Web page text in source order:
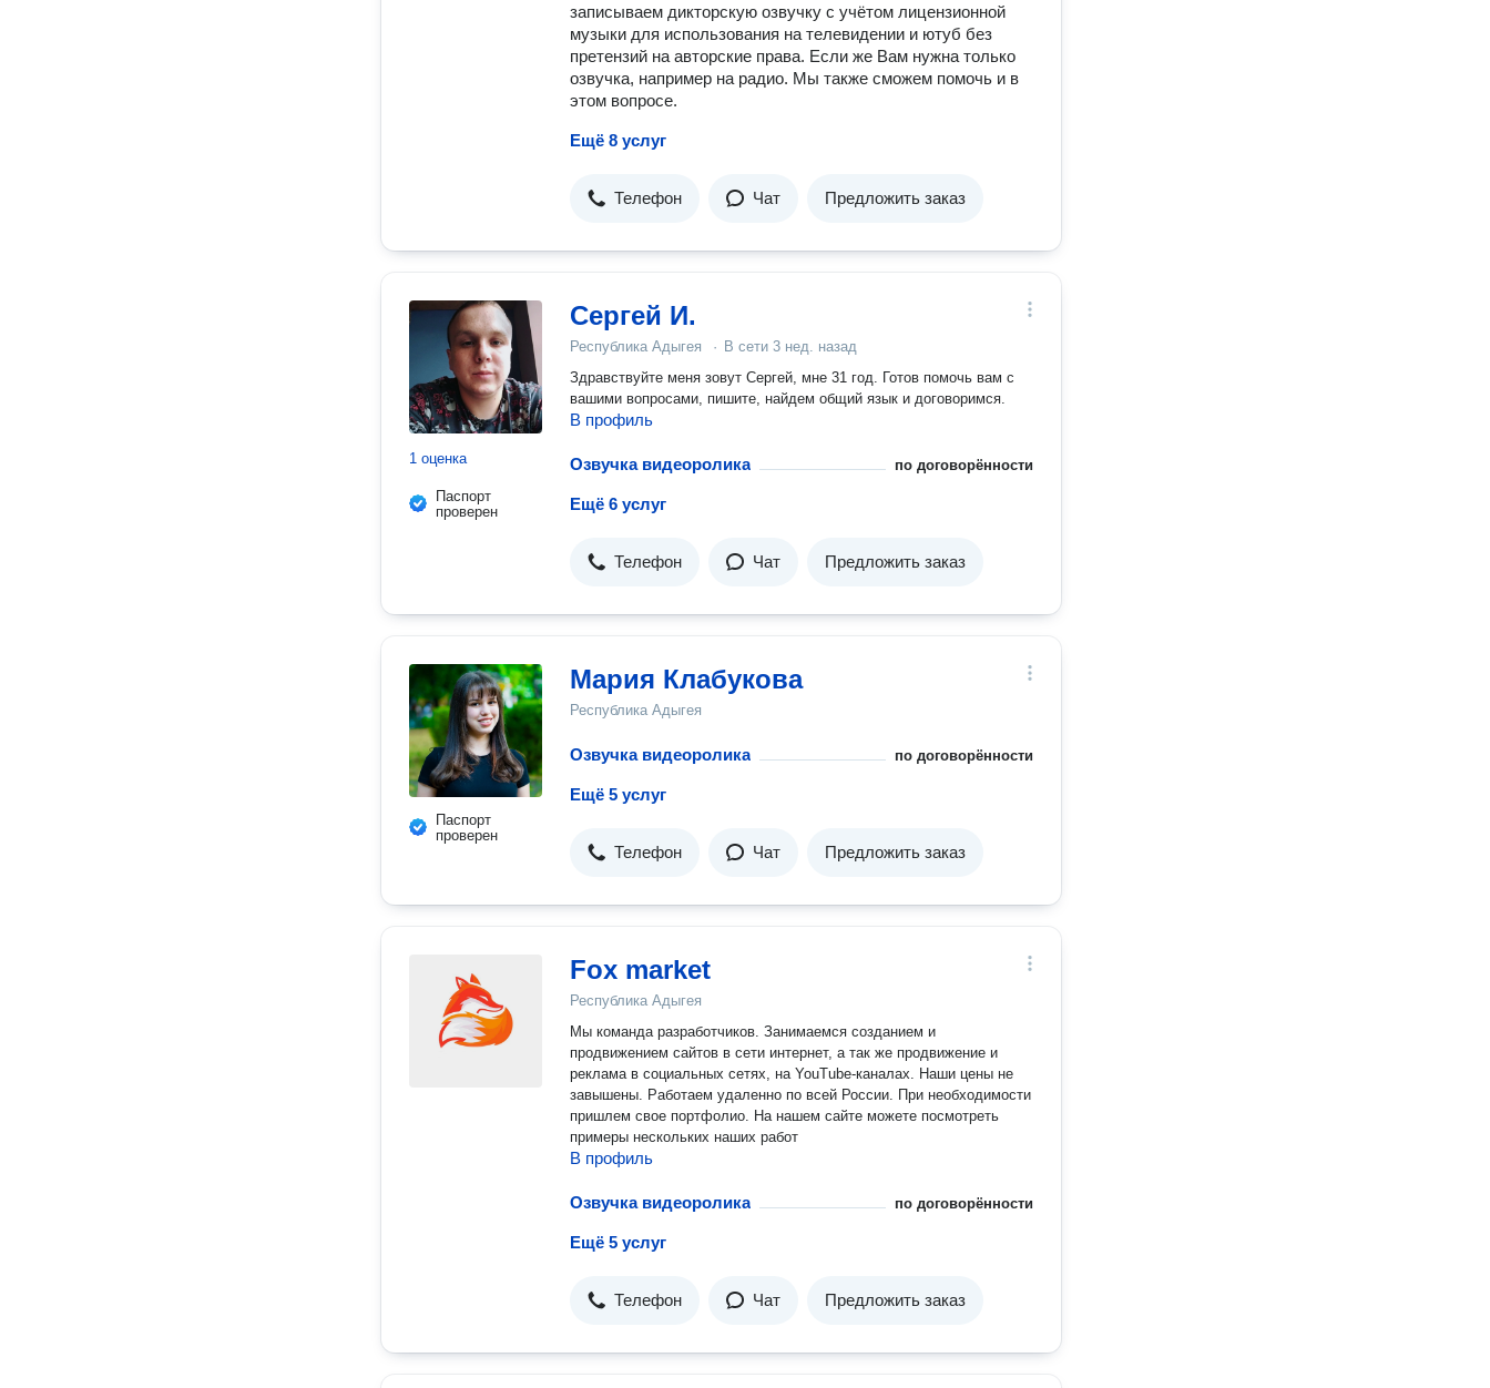
записываем дикторскую озвучку с учётом лицензионной
музыки для использования на телевидении и ютуб без
претензий на авторские права. Если же Вам нужна только
озвучка, например на радио. Мы также сможем помочь и в
этом вопросе.
Ещё 8 услуг
Телефон Чат Предложить заказ
1 оценка
Паспорт
проверен
Сергей И.
Республика Адыгея · В сети 3 нед. назад
Здравствуйте меня зовут Сергей, мне 31 год. Готов помочь вам с
вашими вопросами, пишите, найдем общий язык и договоримся.
В профиль
Озвучка видеоролика по договорённости
Ещё 6 услуг
Телефон Чат Предложить заказ
Паспорт
проверен
Мария Клабукова
Республика Адыгея
Озвучка видеоролика по договорённости
Ещё 5 услуг
Телефон Чат Предложить заказ
Fox market
Республика Адыгея
Мы команда разработчиков. Занимаемся созданием и
продвижением сайтов в сети интернет, а так же продвижение и
реклама в социальных сетях, на YouTube-каналах. Наши цены не
завышены. Работаем удаленно по всей России. При необходимости
пришлем свое портфолио. На нашем сайте можете посмотреть
примеры нескольких наших работ
В профиль
Озвучка видеоролика по договорённости
Ещё 5 услуг
Телефон Чат Предложить заказ